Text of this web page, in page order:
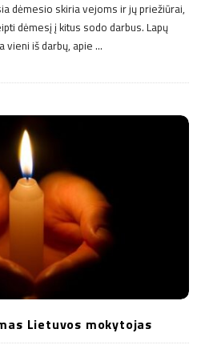
dėmesio skiria vejoms ir jų priežiūrai,
dėmesį į kitus sodo darbus. Lapų
vieni iš darbų, apie …
Lietuvos mokytojas